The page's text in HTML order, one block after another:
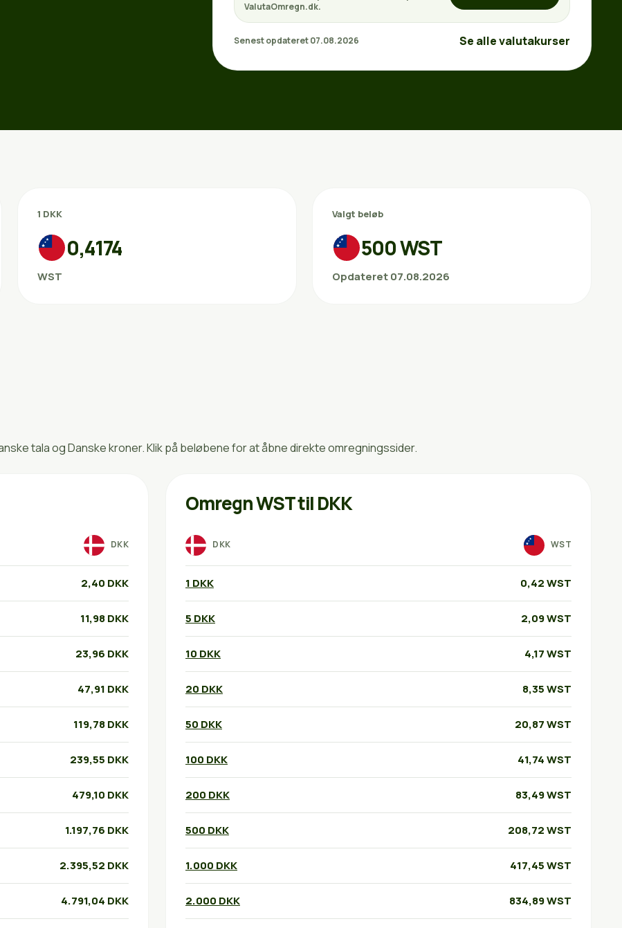
ValutaOmregn.dk.
Senest opdateret 07.08.2026 Se alle valutakurser
1 DKK
0,4174
WST
Valgt beløb
500 WST
Opdateret 07.08.2026
tala og Danske kroner. Klik på beløbene for at åbne direkte omregningssider.
DKK
2,40 DKK
11,98 DKK
23,96 DKK
47,91 DKK
119,78 DKK
239,55 DKK
479,10 DKK
1.197,76 DKK
2.395,52 DKK
4.791,04 DKK
Omregn WST til DKK
DKK WST
1 DKK 0,42 WST
5 DKK 2,09 WST
10 DKK 4,17 WST
20 DKK 8,35 WST
50 DKK 20,87 WST
100 DKK 41,74 WST
200 DKK 83,49 WST
500 DKK 208,72 WST
1.000 DKK 417,45 WST
2.000 DKK 834,89 WST